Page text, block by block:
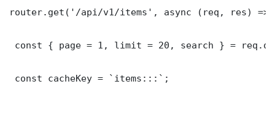
router.get('/api/v1/items', async (req, res) =>
const { page = 1, limit = 20, search } =
const cacheKey = `items:::`;